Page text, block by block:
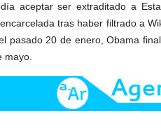
aceptar ser extraditado a
tras haber filtrado a
pasado 20 de enero, Obama
mayo.